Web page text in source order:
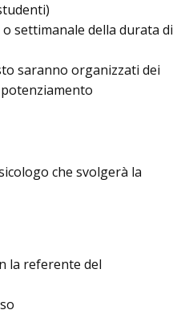
settimanale della durata di
saranno organizzati dei
che svolgerà la
la referente del